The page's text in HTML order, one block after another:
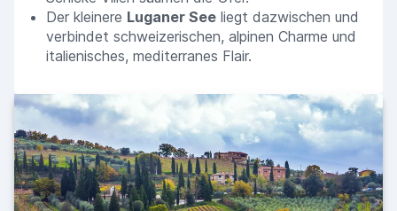
Der kleinere Luganer See liegt dazwischen und
verbindet schweizerischen, alpinen Charme und
italienisches, mediterranes Flair.